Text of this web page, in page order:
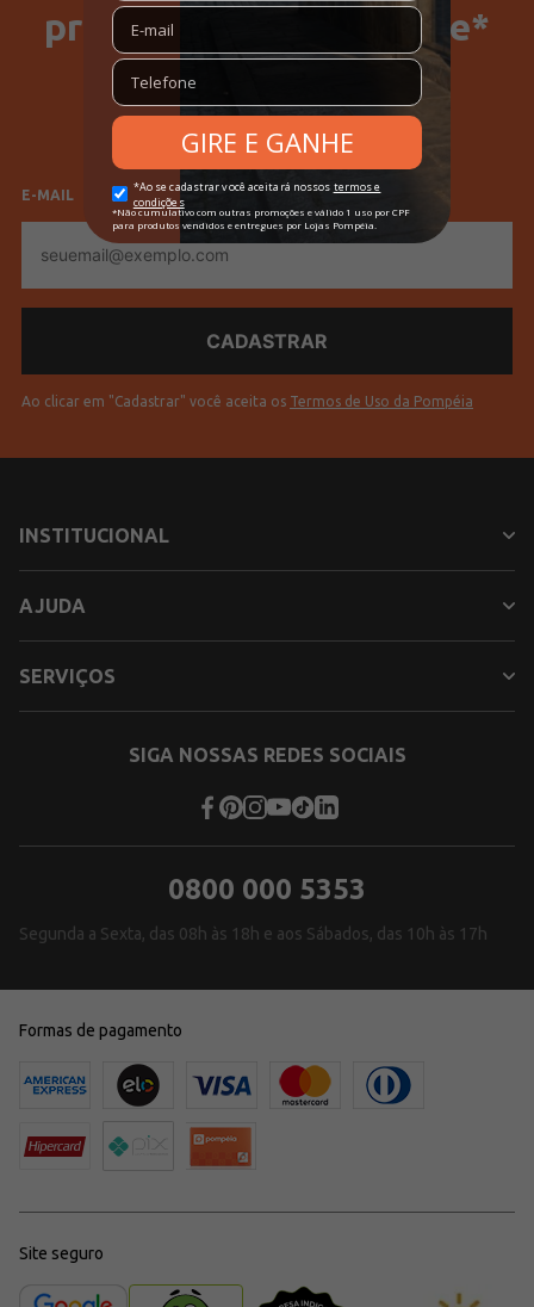
Cores
primeira compra no site*
SELECIONE SEU GÊNERO
Feminino Masculino
E-MAIL
mail
Ao clicar em "Cadastrar" você aceita os Termos de Uso da Pompéia
INSTITUCIONAL
AJUDA
SERVIÇOS
SIGA NOSSAS REDES SOCIAIS
0800 000 5353
Segunda a Sexta, das 08h às 18h e aos Sábados, das 10h às 17h
Formas de pagamento
Site seguro